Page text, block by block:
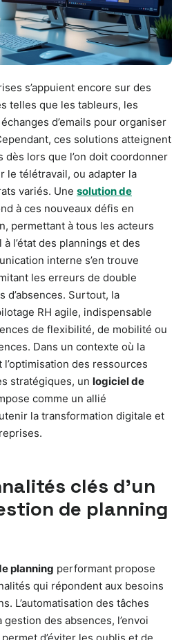
s’appuient encore sur des
telles que les tableurs, les
d’emails pour organiser
ces solutions atteignent
lors que l’on doit coordonner
le télétravail, ou adapter la
variés. Une solution de
à ces nouveaux défis en
permettant à tous les acteurs
l’état des plannings et des
interne s’en trouve
les erreurs de double
d’absences. Surtout, la
RH agile, indispensable
de flexibilité, de mobilité ou
Dans un contexte où la
l’optimisation des ressources
stratégiques, un logiciel de
comme un allié
la transformation digitale et
clés d’un
de planning
planning performant propose
qui répondent aux besoins
L’automatisation des tâches
des absences, l’envoi